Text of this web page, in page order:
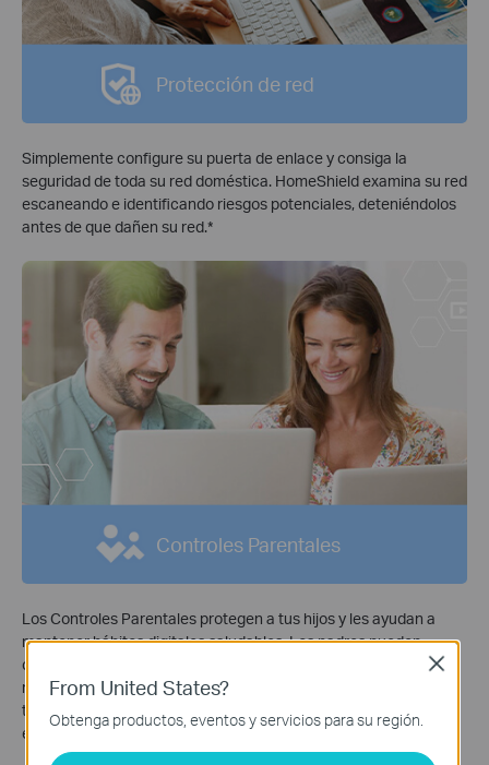
Protección de red
Simplemente configure su puerta de enlace y consiga la
seguridad de toda su red doméstica. HomeShield examina su red
escaneando e identificando riesgos potenciales, deteniéndolos
antes de que dañen su red.*
Controles Parentales
Los Controles Parentales protegen a tus hijos y les ayudan a
mantener hábitos digitales saludables. Los padres pueden
configurar el bloqueo de aplicaciones, el filtrado web, las
restricciones de YouTube, la Búsqueda Segura y los límites de
tiempo en línea para mantenerlos seguros mientras se divierten
en línea.
From United States?
Obtenga productos, eventos y servicios para su región.
Close